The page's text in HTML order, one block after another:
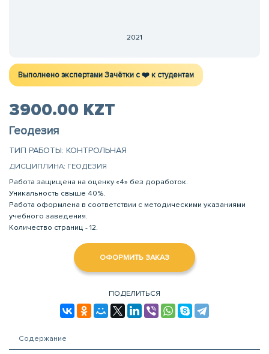
2021
Выполнено экспертами Зачётки c ❤️ к студентам
3900.00 KZT
Геодезия
ТИП РАБОТЫ: КОНТРОЛЬНАЯ
ДИСЦИПЛИНА: ГЕОДЕЗИЯ
Работа защищена на оценку «4» без доработок.
Уникальность свыше 40%.
Работа оформлена в соответствии с методическими указаниями
учебного заведения.
Количество страниц - 12.
ОФОРМИТЬ ЗАКАЗ
ПОДЕЛИТЬСЯ
Содержание